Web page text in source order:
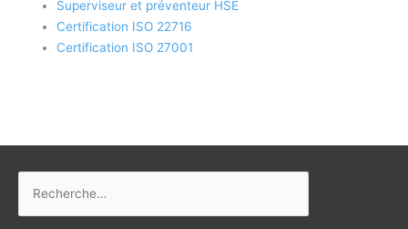
Superviseur et préventeur HSE
Certification ISO 22716
Certification ISO 27001